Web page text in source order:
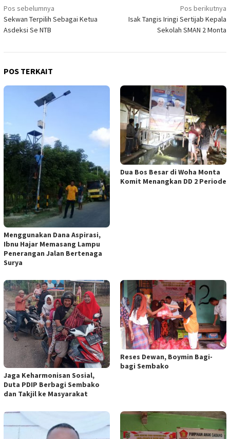
Navigasi
pos
Pos sebelumnya
Sekwan Terpilih Sebagai Ketua
Asdeksi Se NTB
Pos berikutnya
Isak Tangis Iringi Sertijab Kepala
Sekolah SMAN 2 Monta
POS TERKAIT
Menggunakan Dana Aspirasi,
Ibnu Hajar Memasang Lampu
Penerangan Jalan Bertenaga
Surya
Dua Bos Besar di Woha Monta
Komit Menangkan DD 2 Periode
Jaga Keharmonisan Sosial,
Duta PDIP Berbagi Sembako
dan Takjil ke Masyarakat
Reses Dewan, Boymin Bagi-
bagi Sembako